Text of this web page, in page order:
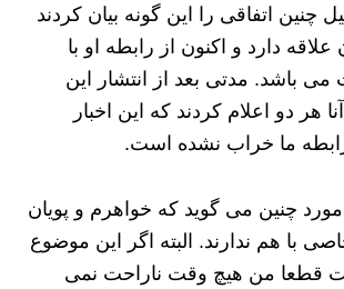
چنین اتفاقی را این گونه بیان کردند
دارد و اکنون از رابطه او با
باشد. مدتی بعد از انتشار این
هر دو اعلام کردند که این اخبار
ما خراب نشده است.
مورد چنین می گوید که خواهرم و پویان
با هم ندارند. البته اگر این موضوع
قطعا من هیچ وقت ناراحت نمی